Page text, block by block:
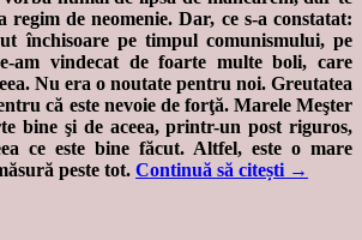
regim de neomenie. Dar, ce s-a constatat:
închisoare pe timpul comunismului, pe
am vindecat de foarte multe boli, care
Nu era o noutate pentru noi. Greutatea
că este nevoie de forţă. Marele Meşter
bine şi de aceea, printr-un post riguros,
ce este bine făcut. Altfel, este o mare
peste tot. Continuă să citești →